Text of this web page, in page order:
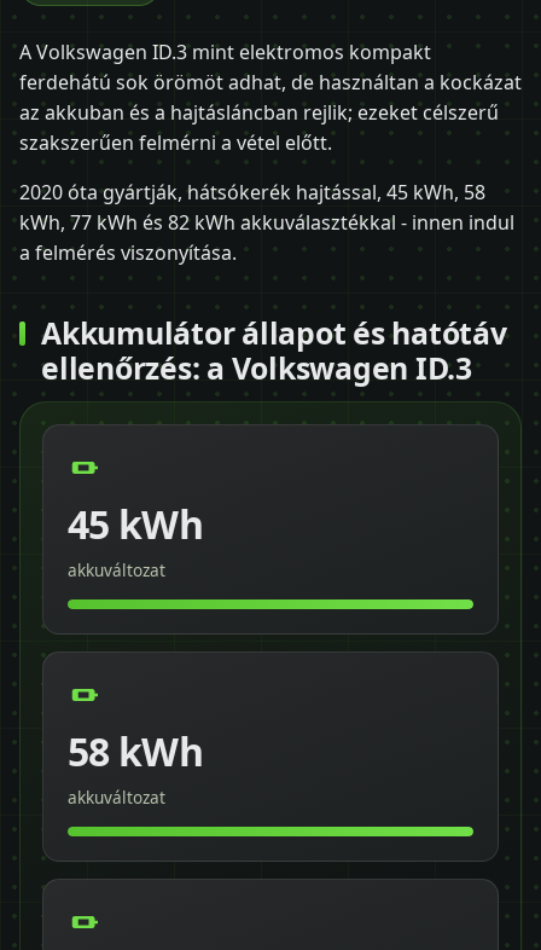
A Volkswagen ID.3 mint elektromos kompakt
ferdehátú sok örömöt adhat, de használtan a kockázat
az akkuban és a hajtásláncban rejlik; ezeket célszerű
szakszerűen felmérni a vétel előtt.
2020 óta gyártják, hátsókerék hajtással, 45 kWh, 58
kWh, 77 kWh és 82 kWh akkuválasztékkal - innen indul
a felmérés viszonyítása.
Akkumulátor állapot és hatótáv
ellenőrzés: a Volkswagen ID.3
45 kWh
akkuváltozat
58 kWh
akkuváltozat